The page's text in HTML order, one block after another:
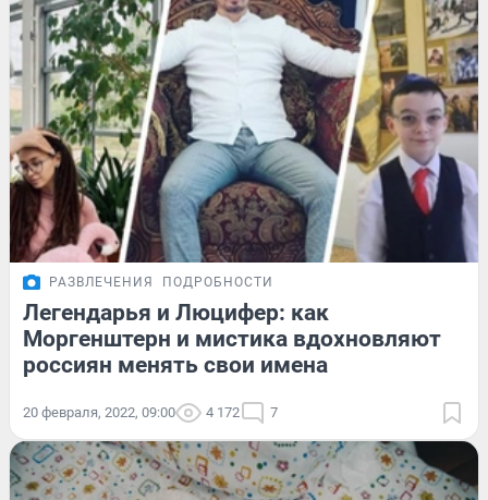
РАЗВЛЕЧЕНИЯ ПОДРОБНОСТИ
Легендарья и Люцифер: как
Моргенштерн и мистика вдохновляют
россиян менять свои имена
20 февраля, 2022, 09:00 4 172 7